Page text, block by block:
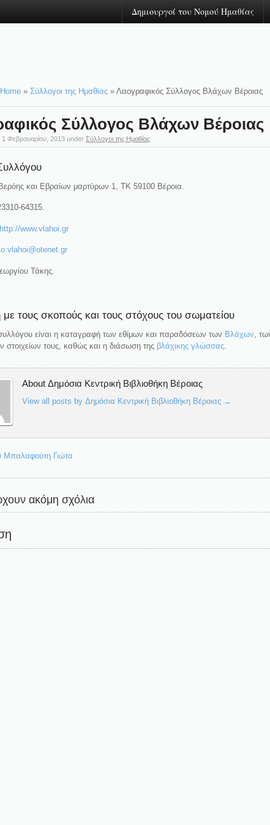
Δημιουργοί του Νομού Ημαθίας
Home » Σύλλογοι της Ημαθίας » Λαογραφικός Σύλλογος Βλάχων Βέροιας
Σύλλογος Βλάχων Βέροιας
1 Φεβρουαρίου, 2013 under Σύλλογοι της Ημαθίας
και Εβραίων μαρτύρων 1, TK 59100 Βέροια.
64315.
http://www.vlahoi.gr
Τάκης.
τους σκοπούς και τους στόχους του σωματείου
είναι η καταγραφή των εθίμων και παραδόσεων των Βλάχων ,
στοιχείων τους, καθώς και η διάσωση της βλάχικης γλώσσας.
About Δημόσια Κεντρική Βιβλιοθήκη Βέροιας
View all posts by Δημόσια Κεντρική Βιβλιοθήκη Βέροιας →
Μπαλαφούτη Γιώτα
ακόμη σχόλια